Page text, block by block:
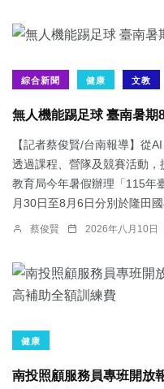
綜合新聞 健康 文教
無人機能踢足球 臺南暑期
【記者蔡俊賢/台南報導】從
透過課程、營隊及競賽活動，
教育局今年暑假辦理「115年
月30日至8月6日分別於隆田國
蔡俊賢 2026年八月10日
健康
南投照顧服務員專班開